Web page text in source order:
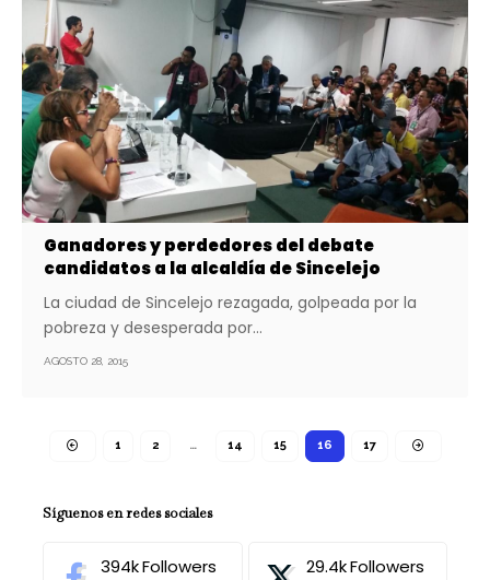
Ganadores y perdedores del debate
candidatos a la alcaldía de Sincelejo
La ciudad de Sincelejo rezagada, golpeada por la
pobreza y desesperada por…
AGOSTO 28, 2015
1 2 … 14 15 16 17
Síguenos en redes sociales
394kFollowers 29.4kFollowers